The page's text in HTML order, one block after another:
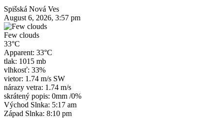
Spišská Nová Ves
August 6, 2026, 3:57 pm
Few clouds
33°C
Apparent: 33°C
tlak: 1015 mb
vlhkosť: 33%
vietor: 1.74 m/s SW
nárazy vetra: 1.74 m/s
skrátený popis: 0mm /0%
Východ Slnka: 5:17 am
Západ Slnka: 8:10 pm